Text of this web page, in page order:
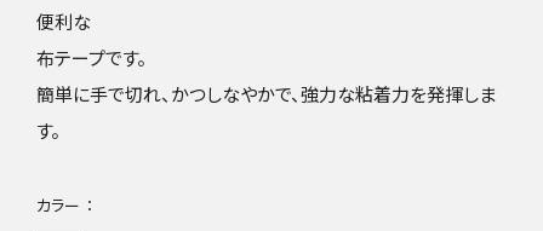
便利な
布テープです。
簡単に手で切れ、かつしなやかで、強力な粘着力を発揮しま
す。
カラー